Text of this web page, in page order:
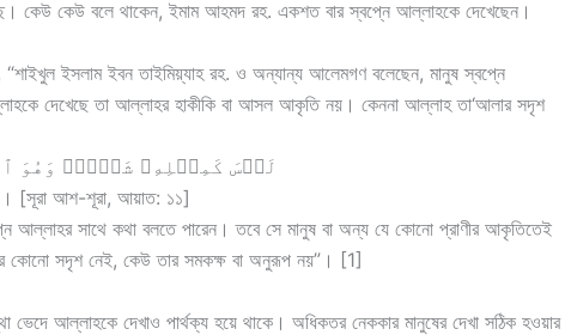
কেউ কেউ বলে থাকেন, ইমাম আহমদ রহ. একশত বার স্বপ্নে আল্লাহকে দেখেছেন।
ইসলাম ইবন তাইমিয়্যাহ রহ. ও অন্যান্য আলেমগণ বলেছেন, মানুষ স্বপ্নে
দেখেছে তা আল্লাহর হাকীকি বা আসল আকৃতি নয়। কেননা আল্লাহ তা‘আলার সদৃশ
﴿لَيۡسَ كَمِثۡلِهِۦ شَيۡءٞۖ وَهُوَ ٱلسَّمِيعُ
[সূরা আশ-শূরা, আয়াত: ১১]
সাথে কথা বলতে পারেন। তবে সে মানুষ বা অন্য যে কোনো প্রাণীর আকৃতিতেই
কোনো সদৃশ নেই, কেউ তার সমকক্ষ বা অনুরূপ নয়”। [1]
ভেদে আল্লাহকে দেখাও পার্থক্য হয়ে থাকে। অধিকতর নেককার মানুষের দেখা সঠিক হওয়ার